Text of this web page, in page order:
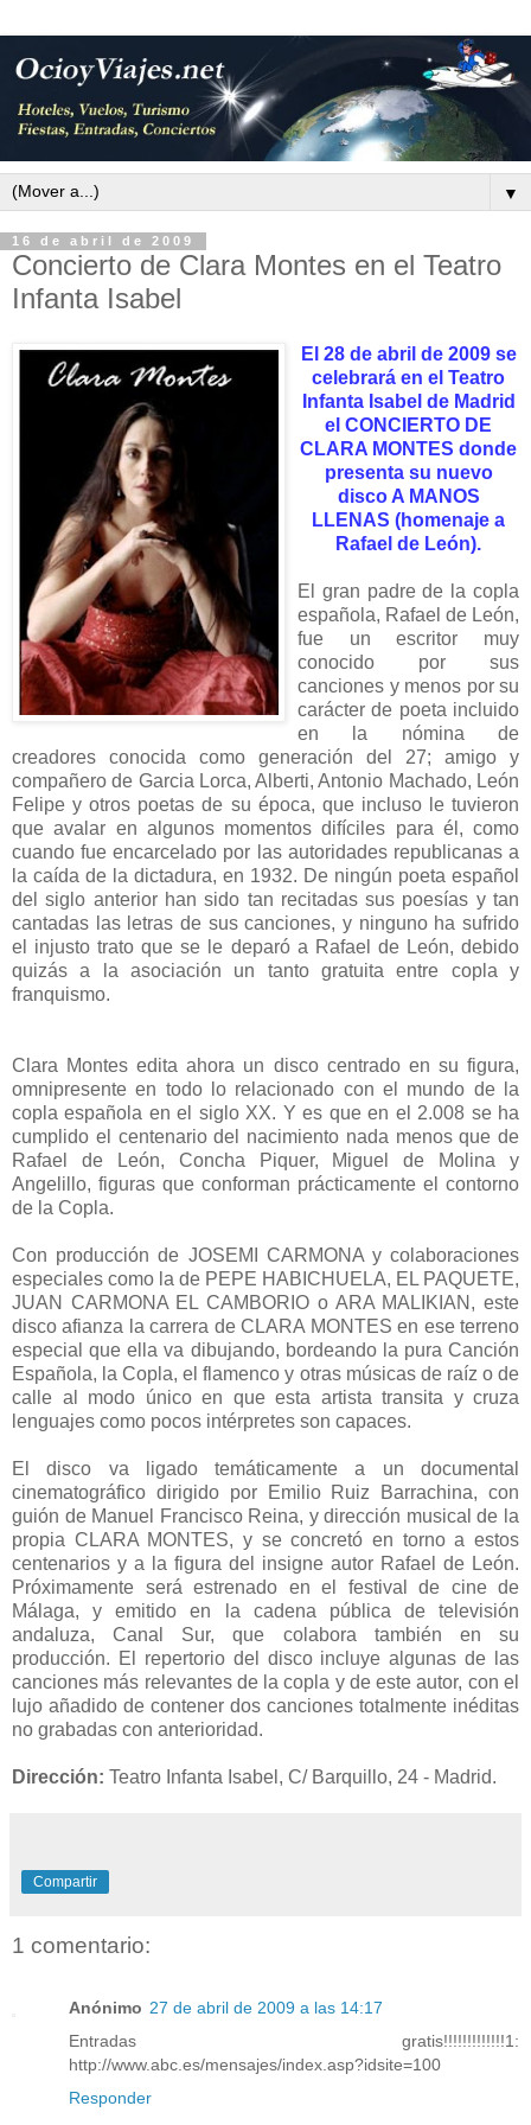
▼
16 de abril de 2009
Concierto de Clara Montes en el Teatro
Infanta Isabel
El 28 de abril de 2009 se
celebrará en el Teatro
Infanta Isabel de Madrid
el CONCIERTO DE
CLARA MONTES donde
presenta su nuevo
disco A MANOS
LLENAS (homenaje a
Rafael de León).
El gran padre de la copla
española, Rafael de León,
fue un escritor muy
conocido por sus
canciones y menos por su
carácter de poeta incluido
en la nómina de
creadores conocida como generación del 27; amigo y
compañero de Garcia Lorca, Alberti, Antonio Machado, León
Felipe y otros poetas de su época, que incluso le tuvieron
que avalar en algunos momentos difíciles para él, como
cuando fue encarcelado por las autoridades republicanas a
la caída de la dictadura, en 1932. De ningún poeta español
del siglo anterior han sido tan recitadas sus poesías y tan
cantadas las letras de sus canciones, y ninguno ha sufrido
el injusto trato que se le deparó a Rafael de León, debido
quizás a la asociación un tanto gratuita entre copla y
franquismo.
Clara Montes edita ahora un disco centrado en su figura,
omnipresente en todo lo relacionado con el mundo de la
copla española en el siglo XX. Y es que en el 2.008 se ha
cumplido el centenario del nacimiento nada menos que de
Rafael de León, Concha Piquer, Miguel de Molina y
Angelillo, figuras que conforman prácticamente el contorno
de la Copla.
Con producción de JOSEMI CARMONA y colaboraciones
especiales como la de PEPE HABICHUELA, EL PAQUETE,
JUAN CARMONA EL CAMBORIO o ARA MALIKIAN, este
disco afianza la carrera de CLARA MONTES en ese terreno
especial que ella va dibujando, bordeando la pura Canción
Española, la Copla, el flamenco y otras músicas de raíz o de
calle al modo único en que esta artista transita y cruza
lenguajes como pocos intérpretes son capaces.
El disco va ligado temáticamente a un documental
cinematográfico dirigido por Emilio Ruiz Barrachina, con
guión de Manuel Francisco Reina, y dirección musical de la
propia CLARA MONTES, y se concretó en torno a estos
centenarios y a la figura del insigne autor Rafael de León.
Próximamente será estrenado en el festival de cine de
Málaga, y emitido en la cadena pública de televisión
andaluza, Canal Sur, que colabora también en su
producción. El repertorio del disco incluye algunas de las
canciones más relevantes de la copla y de este autor, con el
lujo añadido de contener dos canciones totalmente inéditas
no grabadas con anterioridad.
Dirección: Teatro Infanta Isabel, C/ Barquillo, 24 - Madrid.
Compartir
1 comentario:
Anónimo 27 de abril de 2009 a las 14:17
Entradas gratis!!!!!!!!!!!!!1:
http://www.abc.es/mensajes/index.asp?idsite=100
Responder